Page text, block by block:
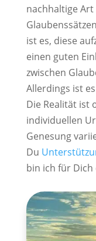
nachhaltige
ist es, diese
einen guten
zwischen
Allerdings ist
Die Realität ist
individuellen
Genesung
Du
bin ich für Dich